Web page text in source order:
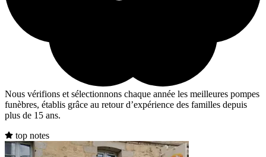
Nous vérifions et sélectionnons chaque année les meilleures pompes
funèbres, établis grâce au retour d’expérience des familles depuis
plus de 15 ans.
top notes